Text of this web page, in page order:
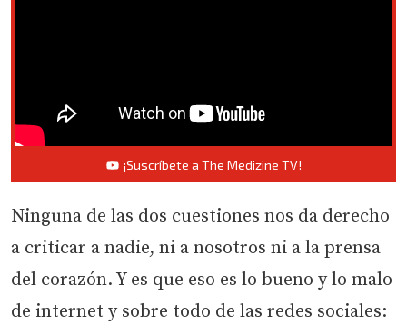
¡Suscríbete a The Medizine TV!
Ninguna de las dos cuestiones nos da derecho
a criticar a nadie, ni a nosotros ni a la prensa
del corazón. Y es que eso es lo bueno y lo malo
de internet y sobre todo de las redes sociales: